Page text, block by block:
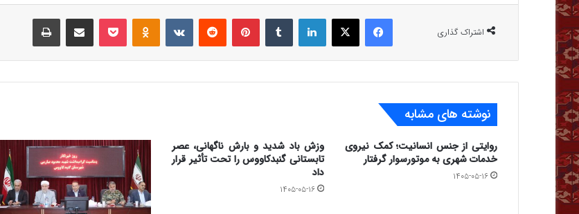
اشتراک گذاری
فیس بوک X لینکدین ‫پین‌ترست ‫رددیت پاکت اشتراک گذاری از طریق ایمیل
نوشته های مشابه
روایتی از جنس انسانیت؛ کمک نیروی
خدمات شهری به موتورسوار گرفتار
۱۴۰۵-۰۵-۱۶
وزش باد شدید و بارش ناگهانی، عصر
تابستانی گنبدکاووس را تحت تأثیر قرار
داد
۱۴۰۵-۰۵-۱۶